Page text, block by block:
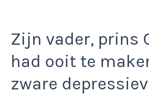
Zijn vader, prins
had ooit te
zware